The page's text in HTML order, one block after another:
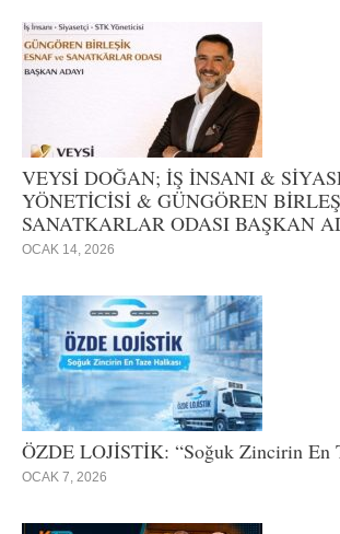
VEYSİ DOĞAN; İŞ İNSANI &
YÖNETİCİSİ & GÜNGÖREN
SANATKARLAR ODASI BAŞKAN
OCAK 14, 2026
ÖZDE LOJİSTİK: “Soğuk Zincirin En
OCAK 7, 2026